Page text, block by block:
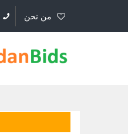
من نحن